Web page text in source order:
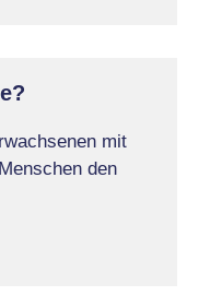
mit
den